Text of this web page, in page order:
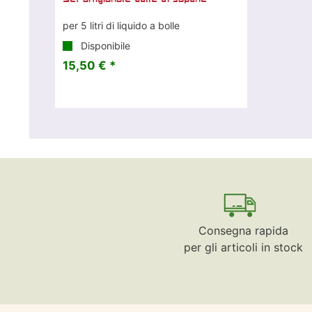
per 5 litri di liquido a bolle
Disponibile
15,50 € *
Consegna rapida
per gli articoli in stock